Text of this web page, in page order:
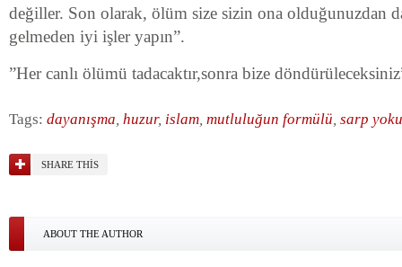
değiller. Son olarak, ölüm size sizin ona olduğunuzdan
gelmeden iyi işler yapın”.
”Her canlı ölümü tadacaktır,sonra bize
Tags: dayanışma, huzur, islam, mutluluğun formülü, sarp
SHARE THIS
ABOUT THE AUTHOR